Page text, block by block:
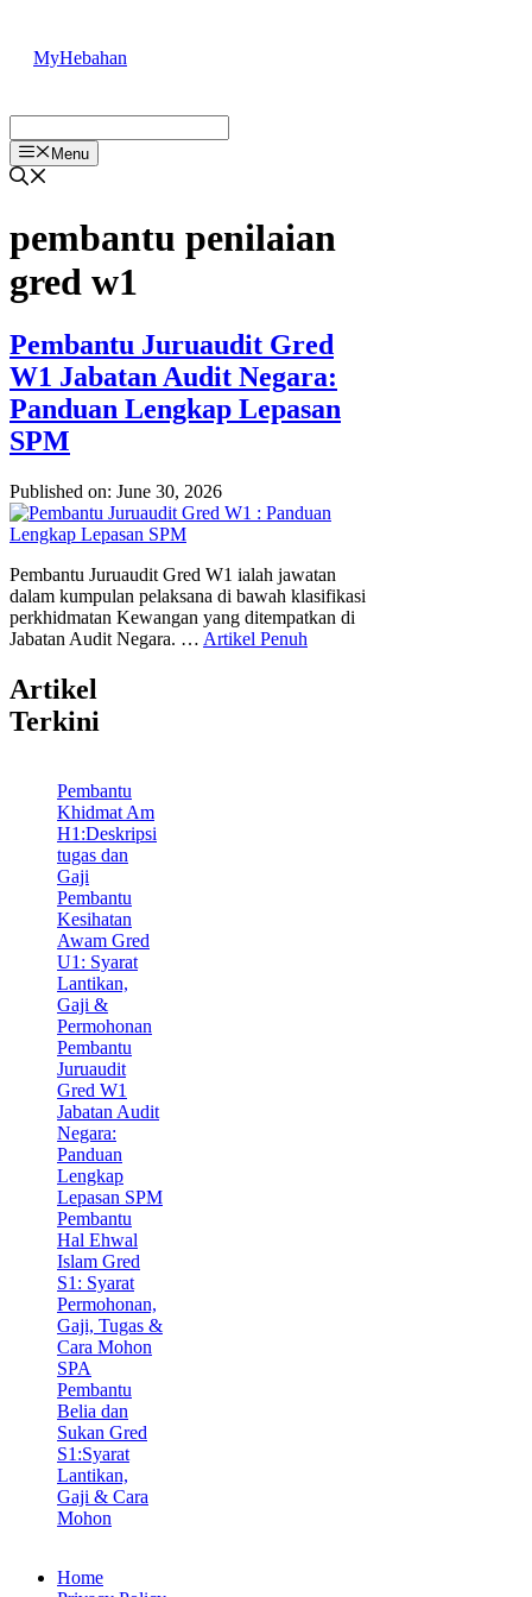
content
MyHebahan
Menu
pembantu penilaian
gred w1
Pembantu Juruaudit Gred
W1 Jabatan Audit Negara:
Panduan Lengkap Lepasan
SPM
Published on: June 30, 2026
Pembantu Juruaudit Gred W1 ialah jawatan
dalam kumpulan pelaksana di bawah klasifikasi
perkhidmatan Kewangan yang ditempatkan di
Jabatan Audit Negara. … Artikel Penuh
Artikel
Terkini
Pembantu
Khidmat Am
H1:Deskripsi
tugas dan
Gaji
Pembantu
Kesihatan
Awam Gred
U1: Syarat
Lantikan,
Gaji &
Permohonan
Pembantu
Juruaudit
Gred W1
Jabatan Audit
Negara:
Panduan
Lengkap
Lepasan SPM
Pembantu
Hal Ehwal
Islam Gred
S1: Syarat
Permohonan,
Gaji, Tugas &
Cara Mohon
SPA
Pembantu
Belia dan
Sukan Gred
S1:Syarat
Lantikan,
Gaji & Cara
Mohon
Home